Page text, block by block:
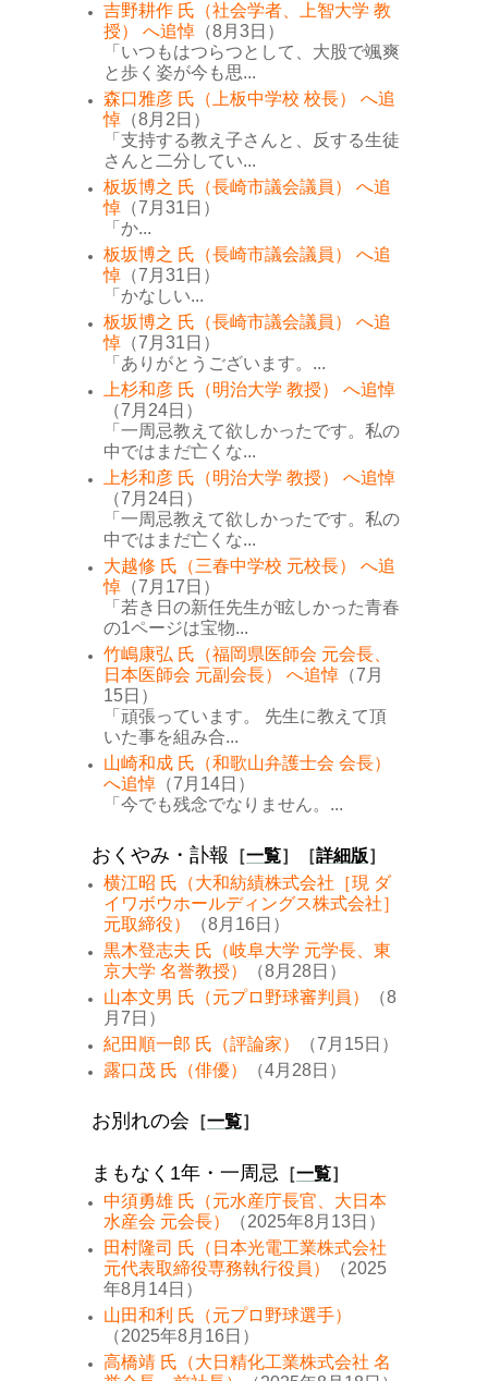
吉野耕作 氏（社会学者、上智大学 教
授） へ追悼 （8月3日）
「いつもはつらつとして、大股で颯爽
と歩く姿が今も思...
森口雅彦 氏（上板中学校 校長） へ追
悼 （8月2日）
「支持する教え子さんと、反する生徒
さんと二分してい...
板坂博之 氏（長崎市議会議員） へ追
悼 （7月31日）
「か...
板坂博之 氏（長崎市議会議員） へ追
悼 （7月31日）
「かなしい...
板坂博之 氏（長崎市議会議員） へ追
悼 （7月31日）
「ありがとうございます。...
上杉和彦 氏（明治大学 教授） へ追悼
（7月24日）
「一周忌教えて欲しかったです。私の
中ではまだ亡くな...
上杉和彦 氏（明治大学 教授） へ追悼
（7月24日）
「一周忌教えて欲しかったです。私の
中ではまだ亡くな...
大越修 氏（三春中学校 元校長） へ追
悼 （7月17日）
「若き日の新任先生が眩しかった青春
の1ページは宝物...
竹嶋康弘 氏（福岡県医師会 元会長、
日本医師会 元副会長） へ追悼 （7月
15日）
「頑張っています。 先生に教えて頂
いた事を組み合...
山崎和成 氏（和歌山弁護士会 会長）
へ追悼 （7月14日）
「今でも残念でなりません。...
おくやみ・訃報 ［一覧］［詳細版］
横江昭 氏（大和紡績株式会社［現 ダ
イワボウホールディングス株式会社］
元取締役）
（8月16日）
黒木登志夫 氏（岐阜大学 元学長、東
京大学 名誉教授）
（8月28日）
山本文男 氏（元プロ野球審判員）
（8
月7日）
紀田順一郎 氏（評論家）
（7月15日）
露口茂 氏（俳優）
（4月28日）
お別れの会 ［一覧］
まもなく1年・一周忌 ［一覧］
中須勇雄 氏（元水産庁長官、大日本
水産会 元会長）
（2025年8月13日）
田村隆司 氏（日本光電工業株式会社
元代表取締役専務執行役員）
（2025
年8月14日）
山田和利 氏（元プロ野球選手）
（2025年8月16日）
高橋靖 氏（大日精化工業株式会社 名